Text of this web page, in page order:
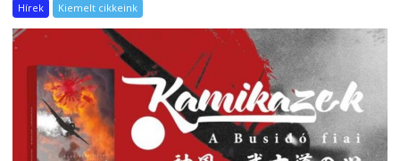
Hírek Kiemelt cikkeink